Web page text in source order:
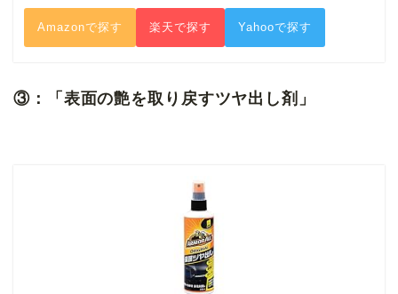
Amazonで探す 楽天で探す Yahooで探す
③：「表面の艶を取り戻すツヤ出し剤」